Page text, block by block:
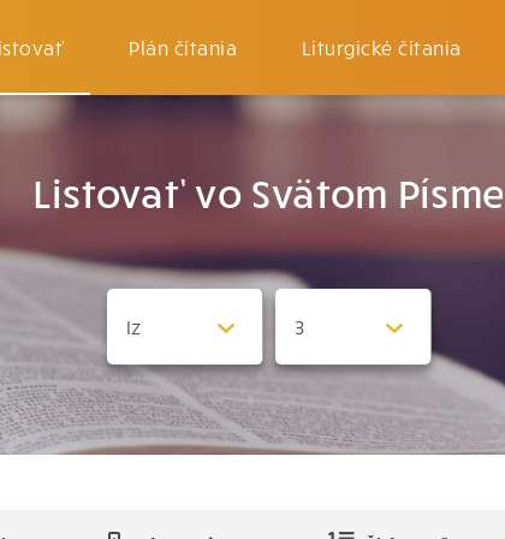
Plán čítania Liturgické čítania
Listovať vo Svätom Písme